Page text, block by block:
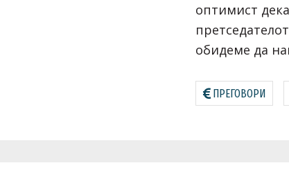
оптимист
обидеме да
ПРЕГОВОРИ